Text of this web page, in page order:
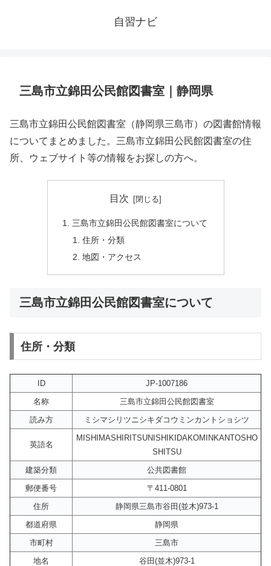
自習ナビ
三島市立錦田公民館図書室｜静岡県
三島市立錦田公民館図書室（静岡県三島市）の図書館情報
についてまとめました。三島市立錦田公民館図書室の住
所、ウェブサイト等の情報をお探しの方へ。
目次
三島市立錦田公民館図書室について
住所・分類
地図・アクセス
三島市立錦田公民館図書室について
住所・分類
ID
JP-1007186
名称
三島市立錦田公民館図書室
読み方
ミシマシリツニシキダコウミンカントショシツ
英語名
MISHIMASHIRITSUNISHIKIDAKOMINKANTOSHO
SHITSU
建築分類
公共図書館
郵便番号
〒411-0801
住所
静岡県三島市谷田(並木)973-1
都道府県
静岡県
市町村
三島市
地名
谷田(並木)973-1